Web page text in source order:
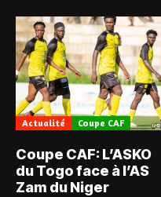
Actualité Coupe CAF
Coupe CAF: L’ASKO
du Togo face à l’AS
Zam du Niger